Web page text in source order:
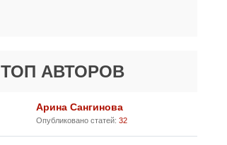
ТОП АВТОРОВ
Арина Сангинова
Опубликовано статей: 32